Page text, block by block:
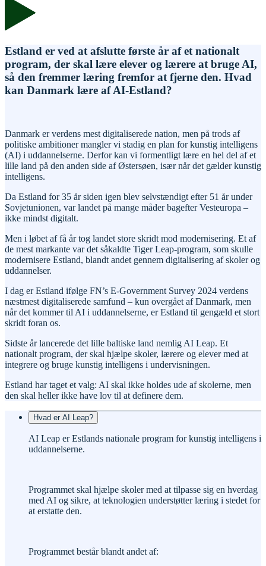
Estland er ved at afslutte første år af et nationalt
program, der skal lære elever og lærere at bruge AI,
så den fremmer læring fremfor at fjerne den. Hvad
kan Danmark lære af AI-Estland?
Danmark er verdens mest digitaliserede nation, men på trods af
politiske ambitioner mangler vi stadig en plan for kunstig intelligens
(AI) i uddannelserne. Derfor kan vi formentligt lære en hel del af et
lille land på den anden side af Østersøen, især når det gælder kunstig
intelligens.
Da Estland for 35 år siden igen blev selvstændigt efter 51 år under
Sovjetunionen, var landet på mange måder bagefter Vesteuropa –
ikke mindst digitalt.
Men i løbet af få år tog landet store skridt mod modernisering. Et af
de mest markante var det såkaldte Tiger Leap-program, som skulle
modernisere Estland, blandt andet gennem digitalisering af skoler og
uddannelser.
I dag er Estland ifølge FN’s E-Government Survey 2024 verdens
næstmest digitaliserede samfund – kun overgået af Danmark, men
når det kommer til AI i uddannelserne, er Estland til gengæld et stort
skridt foran os.
Sidste år lancerede det lille baltiske land nemlig AI Leap. Et
nationalt program, der skal hjælpe skoler, lærere og elever med at
integrere og bruge kunstig intelligens i undervisningen.
Estland har taget et valg: AI skal ikke holdes ude af skolerne, men
den skal heller ikke have lov til at definere dem.
Hvad er AI Leap?
AI Leap er Estlands nationale program for kunstig intelligens i
uddannelserne.
Programmet skal hjælpe skoler med at tilpasse sig en hverdag
med AI og sikre, at teknologien understøtter læring i stedet for
at erstatte den.
Programmet består blandt andet af: